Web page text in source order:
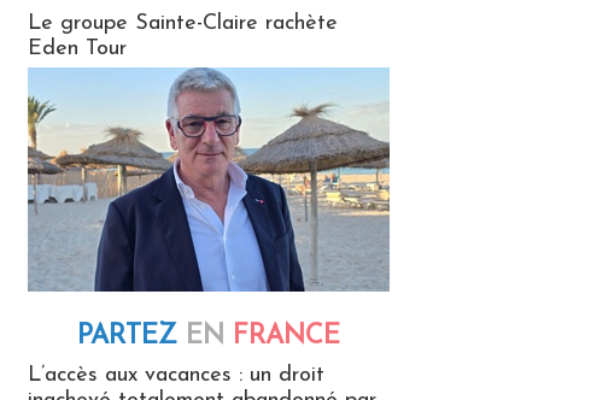
Le groupe Sainte-Claire rachète
Eden Tour
PARTEZ EN FRANCE
L’accès aux vacances : un droit